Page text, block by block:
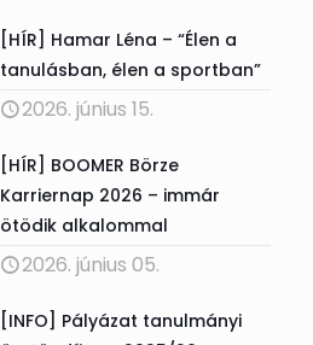
[HÍR] Hamar Léna – “Élen a
tanulásban, élen a sportban”
2026. június 15.
[HÍR] BOOMER Börze
Karriernap 2026 – immár
ötödik alkalommal
2026. június 05.
[INFO] Pályázat tanulmányi